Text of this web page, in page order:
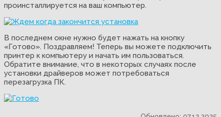
проинсталлируется на ваш компьютер.
В последнем окне нужно будет нажать на кнопку
«Готово». Поздравляем! Теперь вы можете подключить
принтер к компьютеру и начать им пользоваться.
Обратите внимание, что в некоторых случаях после
установки драйверов может потребоваться
перезагрузка ПК.